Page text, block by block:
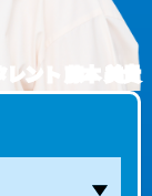
タレント 藤本 美貴